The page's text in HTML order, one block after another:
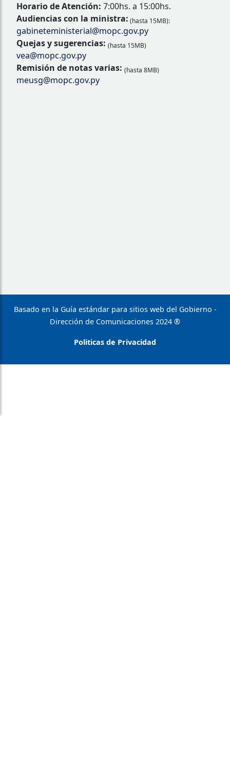
Horario de Atención: 7:00hs. a 15:00hs.
Audiencias con la ministra: (hasta 15MB):
gabineteministerial@mopc.gov.py
Quejas y sugerencias: (hasta 15MB)
vea@mopc.gov.py
Remisión de notas varias: (hasta 8MB)
meusg@mopc.gov.py
Basado en la Guía estándar para sitios web del Gobierno -
Dirección de Comunicaciones 2024 ®
Politicas de Privacidad